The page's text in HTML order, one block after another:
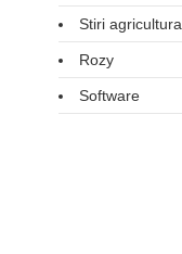
Stiri agricultura
Rozy
Software